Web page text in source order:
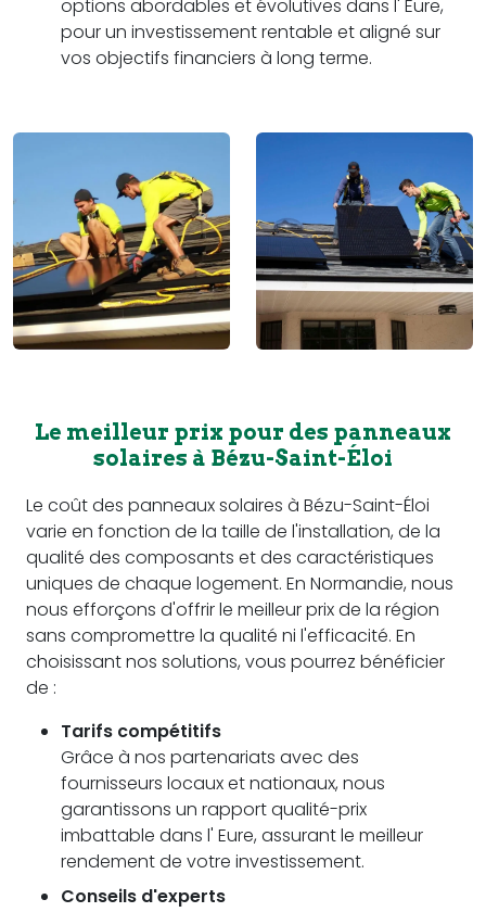
options abordables et évolutives dans l' Eure,
pour un investissement rentable et aligné sur
vos objectifs financiers à long terme.
Le meilleur prix pour des panneaux
solaires à Bézu-Saint-Éloi
Le coût des panneaux solaires à Bézu-Saint-Éloi
varie en fonction de la taille de l'installation, de la
qualité des composants et des caractéristiques
uniques de chaque logement. En Normandie, nous
nous efforçons d'offrir le meilleur prix de la région
sans compromettre la qualité ni l'efficacité. En
choisissant nos solutions, vous pourrez bénéficier
de :
Tarifs compétitifs
Grâce à nos partenariats avec des
fournisseurs locaux et nationaux, nous
garantissons un rapport qualité-prix
imbattable dans l' Eure, assurant le meilleur
rendement de votre investissement.
Conseils d'experts